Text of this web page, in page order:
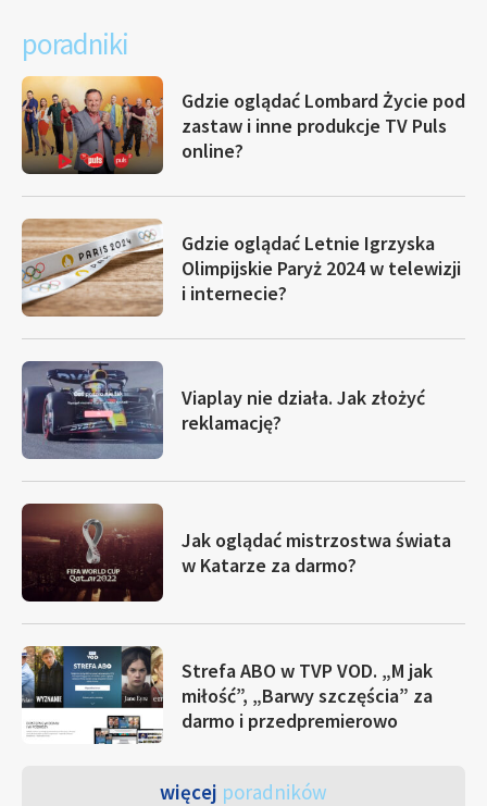
poradniki
Gdzie oglądać Lombard Życie pod
zastaw i inne produkcje TV Puls
online?
Gdzie oglądać Letnie Igrzyska
Olimpijskie Paryż 2024 w telewizji
i internecie?
Viaplay nie działa. Jak złożyć
reklamację?
Jak oglądać mistrzostwa świata
w Katarze za darmo?
Strefa ABO w TVP VOD. „M jak
miłość”, „Barwy szczęścia” za
darmo i przedpremierowo
więcej poradników